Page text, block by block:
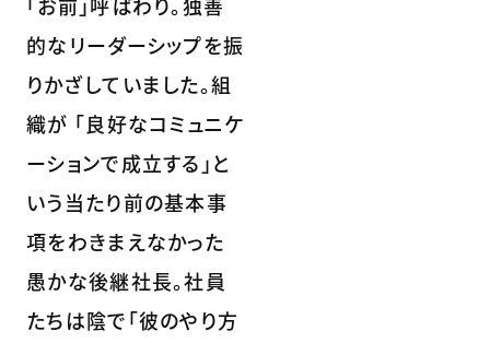
的なリーダーシップを振
りかざしていました。組
織が ｢良好なコミュニケ
ーションで成立する」と
いう当たり前の基本事
項をわきまえなかった
愚かな後継社長。社員
たちは陰で｢彼のやり方